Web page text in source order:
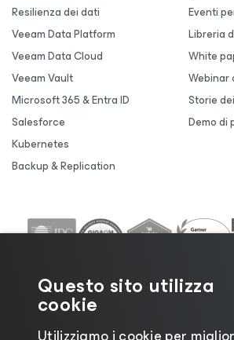
Resilienza dei dati
Veeam Data Platform
Veeam Data Cloud
Veeam Vault
Microsoft 365 & Entra ID
Salesforce
Kubernetes
Backup & Replication
Eventi
Libreria
White
Webinar
Storie
Demo di
Questo sito utilizza
cookie